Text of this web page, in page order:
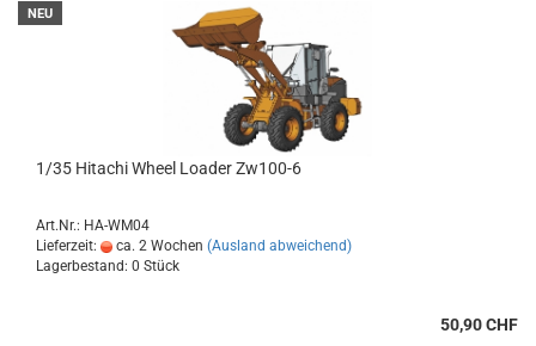
NEU
1/35 Hitachi Wheel Loader Zw100-6
Art.Nr.: HA-WM04
Lieferzeit:
ca. 2 Wochen (Ausland abweichend)
Lagerbestand: 0 Stück
50,90 CHF